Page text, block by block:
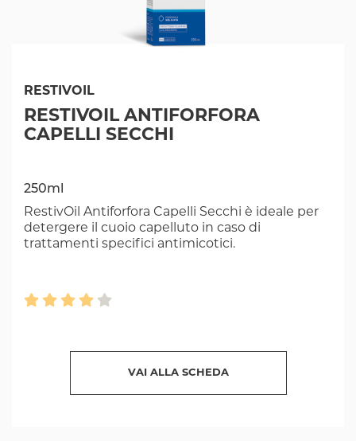
RESTIVOIL
RESTIVOIL ANTIFORFORA
CAPELLI SECCHI
250ml
RestivOil Antiforfora Capelli Secchi è ideale per
detergere il cuoio capelluto in caso di
trattamenti specifici antimicotici.
VAI ALLA SCHEDA